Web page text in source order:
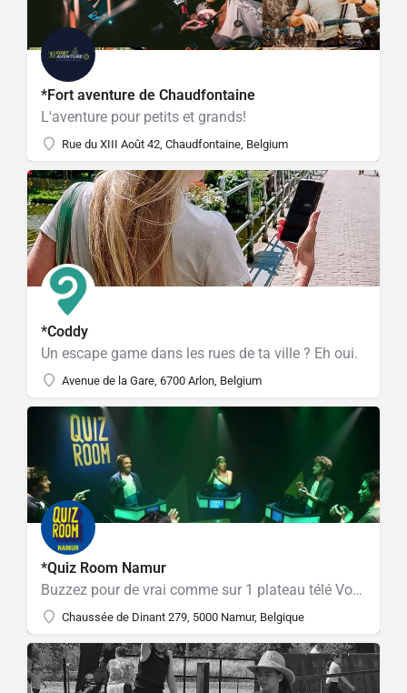
*Fort aventure de Chaudfontaine
L'aventure pour petits et grands!
Rue du XIII Août 42, Chaudfontaine, Belgium
*Coddy
Un escape game dans les rues de ta ville ? Eh oui.
Avenue de la Gare, 6700 Arlon, Belgium
*Quiz Room Namur
Buzzez pour de vrai comme sur 1 plateau télé Vos 1ères salles de quiz immersives à Namur
Chaussée de Dinant 279, 5000 Namur, Belgique